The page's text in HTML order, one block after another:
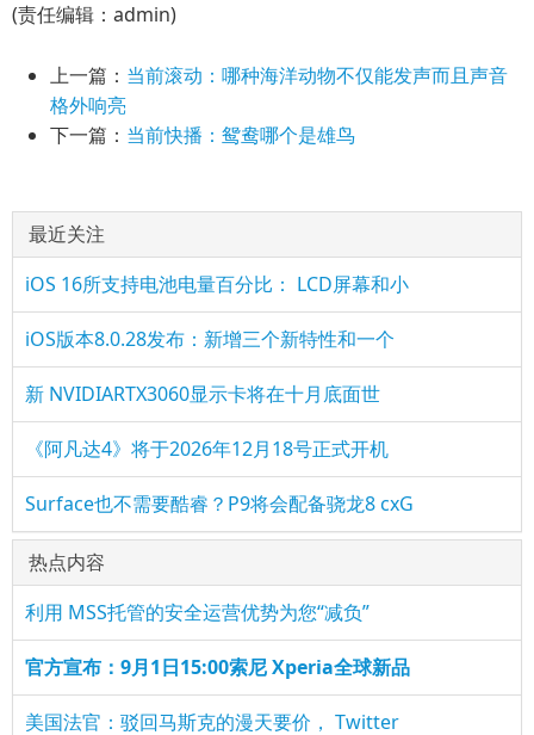
(责任编辑：admin)
上一篇： 当前滚动：哪种海洋动物不仅能发声而且声音
格外响亮
下一篇： 当前快播：鸳鸯哪个是雄鸟
最近关注
iOS 16所支持电池电量百分比： LCD屏幕和小
iOS版本8.0.28发布：新增三个新特性和一个
新 NVIDIARTX3060显示卡将在十月底面世
《阿凡达4》将于2026年12月18号正式开机
Surface也不需要酷睿？P9将会配备骁龙8 cxG
热点内容
利用 MSS托管的安全运营优势为您“减负”
官方宣布：9月1日15:00索尼 Xperia全球新品
美国法官：驳回马斯克的漫天要价， Twitter